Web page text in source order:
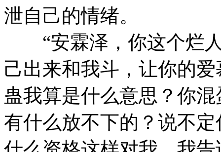
泄自己的情绪。
“安霖泽，你这个烂人
己出来和我斗，让你的
蛊我算是什么意思？你
有什么放不下的？说不